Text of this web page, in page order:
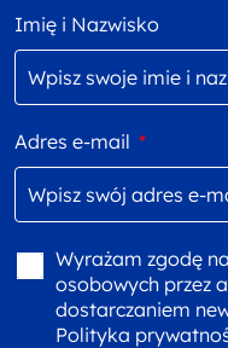
Imię i Nazwisko
Adres e-mail *
Wyrażam zgodę
osobowych przez
dostarczaniem
Polityka